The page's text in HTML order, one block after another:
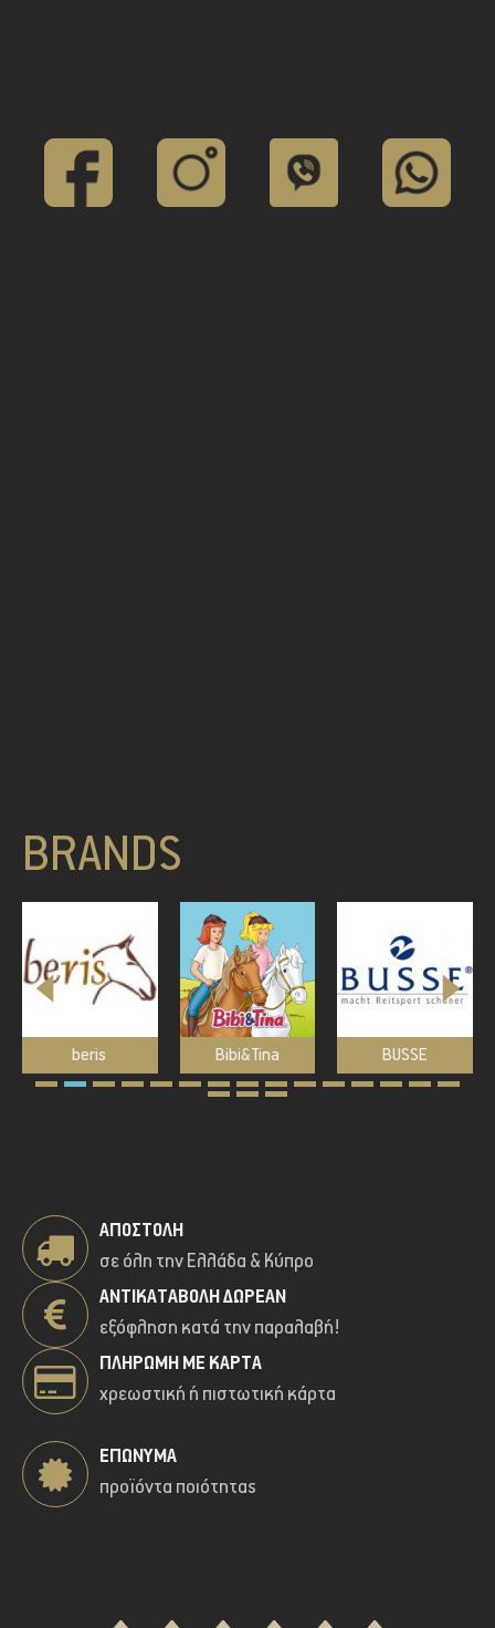
BRANDS
beris Bibi&Tina BUSSE
ΑΠΟΣΤΟΛΉ
σε όλη την Ελλάδα & Κύπρο
ΑΝΤΙΚΑΤΑΒΟΛΉ ΔΩΡΕΑΝ
εξόφληση κατά την παραλαβή!
ΠΛΗΡΩΜΉ ΜΕ ΚΆΡΤΑ
χρεωστική ή πιστωτική κάρτα
ΕΠΏΝΥΜΑ
προϊόντα ποιότητας